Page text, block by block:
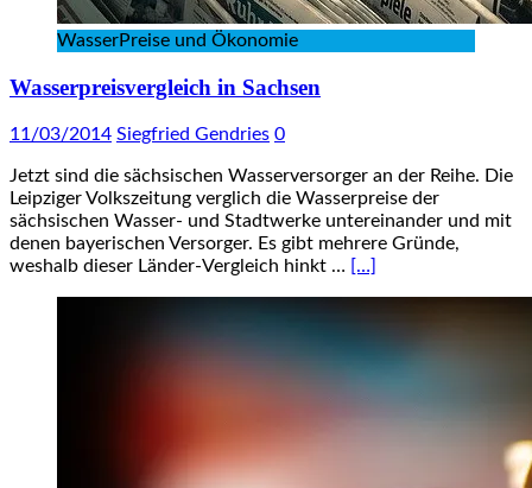
WasserPreise und Ökonomie
Wasserpreisvergleich in Sachsen
11/03/2014 Siegfried Gendries 0
Jetzt sind die sächsischen Wasserversorger an der Reihe. Die
Leipziger Volkszeitung verglich die Wasserpreise der
sächsischen Wasser- und Stadtwerke untereinander und mit
denen bayerischen Versorger. Es gibt mehrere Gründe,
weshalb dieser Länder-Vergleich hinkt … […]